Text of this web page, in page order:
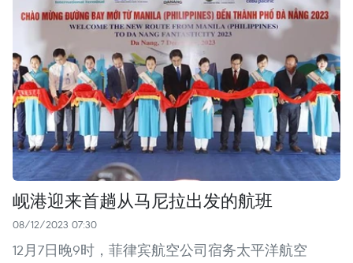
岘港迎来首趟从马尼拉出发的航班
08/12/2023 07:30
12月7日晚9时，菲律宾航空公司宿务太平洋航空